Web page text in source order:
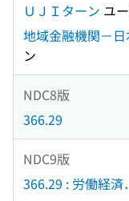
ＵＪＩターン ユ
地域金融機関－
ン
NDC8版
366.29
NDC9版
366.29 : 労働経済